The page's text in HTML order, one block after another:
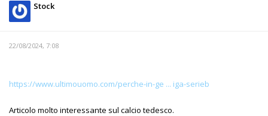
Stock
22/08/2024, 7:08
https://www.ultimouomo.com/perche-in-ge ... iga-serieb
Articolo molto interessante sul calcio tedesco.